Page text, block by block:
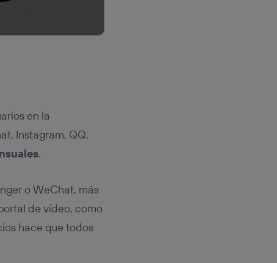
en la
Instagram, QQ,
.
o WeChat, más
de vídeo, como
hace que todos